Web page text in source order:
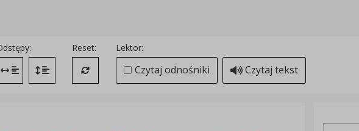
Zmień odstęp między literami
Zmień interlinię i margines między paragrafami
Reset:
Przywróć ustawienia domyślne
Lektor:
Czytaj odnośniki Czytaj tekst